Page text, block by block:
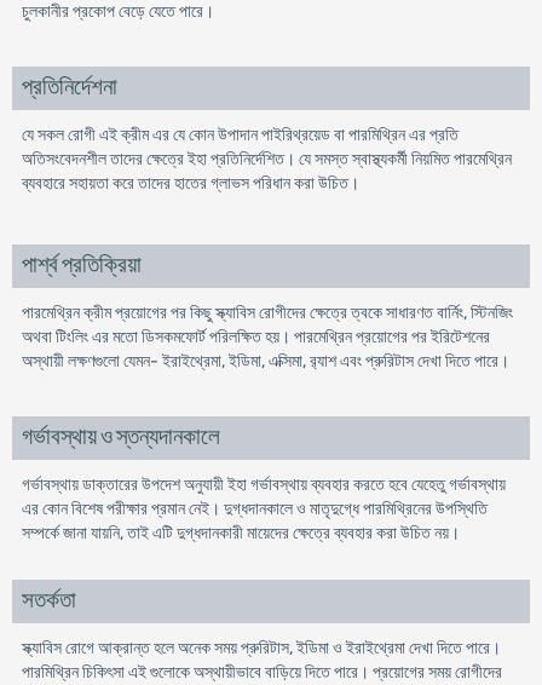
চুলকানীর প্রকোপ বেড়ে যেতে পারে।
প্রতিনির্দেশনা
যে সকল রোগী এই ক্রীম এর যে কোন উপাদান পাইরিথ্রয়েড বা পারমিথ্রিন এর প্রতি
অতিসংবেদনশীল তাদের ক্ষেত্রে ইহা প্রতিনির্দেশিত। যে সমস্ত স্বাস্থ্যকর্মী নিয়মিত পারমেথ্রিন
ব্যবহারে সহায়তা করে তাদের হাতের গ্লাভস পরিধান করা উচিত।
পার্শ্ব প্রতিক্রিয়া
পারমেথ্রিন ক্রীম প্রয়োগের পর কিছু স্ক্যাবিস রোগীদের ক্ষেত্রে ত্বকে সাধারণত বার্নিং, স্টিনজিং
অথবা টিংলিং এর মতো ডিসকমফোর্ট পরিলক্ষিত হয়। পারমেথ্রিন প্রয়োগের পর ইরিটেশনের
অস্থায়ী লক্ষণগুলো যেমন- ইরাইথ্রেমা, ইডিমা, এক্সিমা, র‍্যাশ এবং প্রুরিটাস দেখা দিতে পারে।
গর্ভাবস্থায় ও স্তন্যদানকালে
গর্ভাবস্থায় ডাক্তারের উপদেশ অনুযায়ী ইহা গর্ভাবস্থায় ব্যবহার করতে হবে যেহেতু গর্ভাবস্থায়
এর কোন বিশেষ পরীক্ষার প্রমান নেই। দুগ্ধদানকালে ও মাতৃদুগ্ধে পারমিথ্রিনের উপস্থিতি
সম্পর্কে জানা যায়নি, তাই এটি দুগ্ধদানকারী মায়েদের ক্ষেত্রে ব্যবহার করা উচিত নয়।
সতর্কতা
স্ক্যাবিস রোগে আক্রান্ত হলে অনেক সময় প্রুরিটাস, ইডিমা ও ইরাইথ্রেমা দেখা দিতে পারে।
পারমিথ্রিন চিকিৎসা এই গুলোকে অস্থায়ীভাবে বাড়িয়ে দিতে পারে। প্রয়োগের সময় রোগীদের